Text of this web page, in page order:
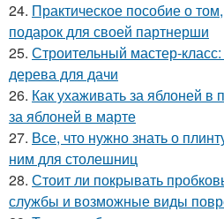
24. Практическое пособие о
подарок для своей партнерши
25. Строительный мастер-
дерева для дачи
26. Как ухаживать за яблоней в
за яблоней в марте
27. Все, что нужно знать о
ним для столешниц
28. Стоит ли покрывать
службы и возможные виды